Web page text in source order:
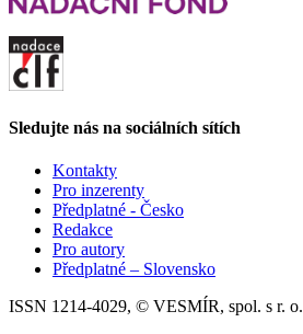
Sledujte nás na sociálních sítích
Kontakty
Pro inzerenty
Předplatné - Česko
Redakce
Pro autory
Předplatné – Slovensko
ISSN 1214-4029, © VESMÍR, spol. s r. o.